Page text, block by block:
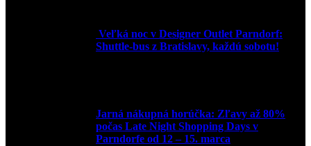
Veľká noc v Designer Outlet Parndorf:
Shuttle-bus z Bratislavy, každú sobotu!
Jarná nákupná horúčka: Zľavy až 80%
počas Late Night Shopping Days v
Parndorfe od 12 – 15. marca